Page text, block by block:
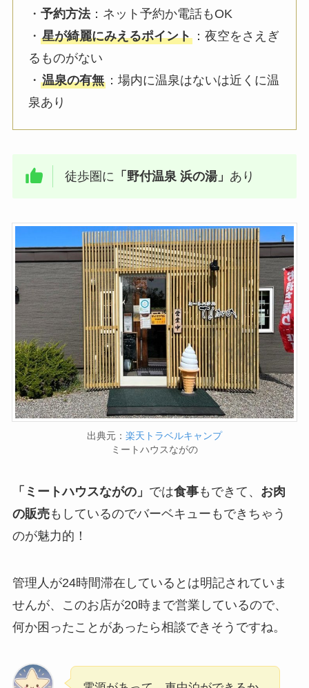
・予約方法：ネット予約か電話もOK
・星が綺麗にみえるポイント ：夜空をさえぎ
るものがない
・温泉の有無 ：場内に温泉はないは近くに温
泉あり
徒歩圏に 「野付温泉 浜の湯」 あり
出典元： 楽天トラベルキャンプ
ミートハウスながの
「ミートハウスながの」 では食事もできて、 お肉
の販売もしているのでバーベキューもできちゃう
のが魅力的！
管理人が24時間滞在しているとは明記されていま
せんが、このお店が20時まで営業しているので、
何か困ったことがあったら相談できそうですね。